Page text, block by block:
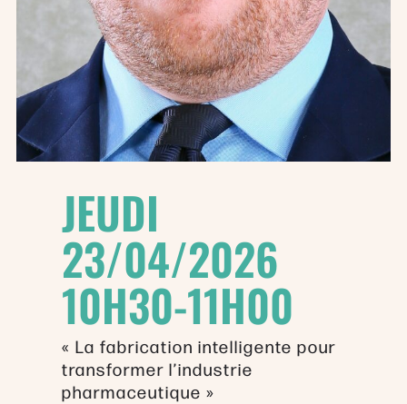
JEUDI
23/04/2026
10H30-11H00
« La fabrication intelligente pour
transformer l’industrie
pharmaceutique »